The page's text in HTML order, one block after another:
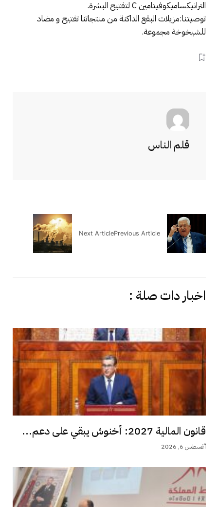
الترانيكساميكوفيتامين C لتفتيح البشرة.
توصيتنا:مزيلات البقع الداكنة من منتجاتنا تفتيح و مضاد
للشيخوخة مجموعة.
قلم الناس
Previous Article
Next Article
اخبار دات صلة :
قانون المالية 2027: أخنوش يبقي على دعم...
أغسطس 6, 2026